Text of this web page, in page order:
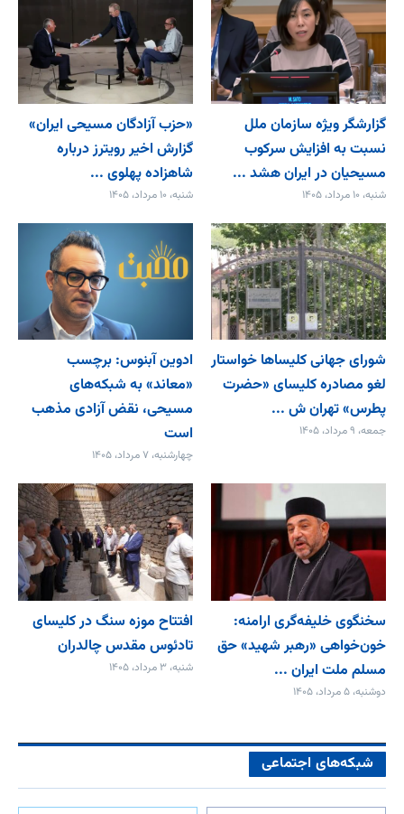
گزارشگر ویژه سازمان ملل
نسبت به افزایش سرکوب
مسیحیان در ایران هشد ...
شنبه، ۱۰ مرداد، ۱۴۰۵
«حزب آزادگان مسیحی ایران»
گزارش اخیر رویترز درباره
شاهزاده پهلوی ...
شنبه، ۱۰ مرداد، ۱۴۰۵
شورای جهانی کلیساها خواستار
لغو مصادره کلیسای «حضرت
پطرس» تهران ش ...
جمعه، ۹ مرداد، ۱۴۰۵
ادوین آبنوس: برچسب
«معاند» به شبکه‌های
مسیحی، نقض آزادی مذهب
است
چهارشنبه، ۷ مرداد، ۱۴۰۵
سخنگوی خلیفه‌گری ارامنه:
خون‌خواهی «رهبر شهید» حق
مسلم ملت ایران ...
دوشنبه، ۵ مرداد، ۱۴۰۵
افتتاح موزه سنگ در کلیسای
تادئوس مقدس چالدران
شنبه، ۳ مرداد، ۱۴۰۵
شبکه‌های اجتماعی